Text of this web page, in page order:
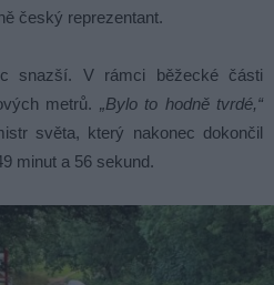
český reprezentant.
snazší. V rámci běžecké části
metrů. „Bylo to hodně tvrdé,“
světa, který nakonec dokončil
minut a 56 sekund.